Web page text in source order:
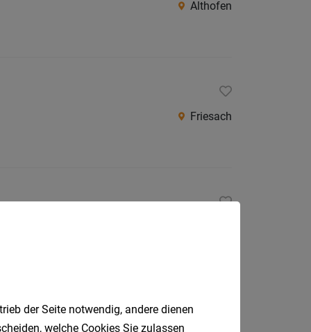
Althofen
Friesach
der Seite notwendig, andere dienen
welche Cookies Sie zulassen